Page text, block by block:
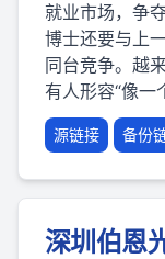
就业市场，争
博士还要与上
同台竞争。越
有人形容“像一
源链接 备份
深圳伯恩